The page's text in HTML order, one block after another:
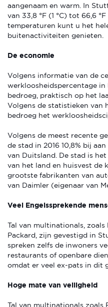
aangenaam en warm. In
van 33,8 °F (1 °C) tot 66,6 °F
temperaturen kunt u het
buitenactiviteiten genieten.
De economie
Volgens informatie van de
werkloosheidspercentage in
bedroeg, praktisch op het
Volgens de statistieken van
bedroeg het
Volgens de meest recente
de stad in 2016 10,8% bij
van Duitsland. De stad is
van het land en huisvest de
grootste fabrikanten van
van Daimler (eigenaar van
Veel Engelssprekende
Tal van multinationals,
Packard, zijn gevestigd in
spreken zelfs de inwoners
restaurants of openbare
omdat er veel ex-pats in dit
Hoge mate van veiligheid
Tal van multinationals zoals